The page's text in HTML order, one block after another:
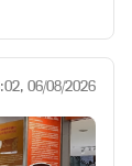
06/08/2026